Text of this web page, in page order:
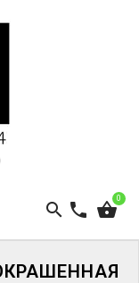
0